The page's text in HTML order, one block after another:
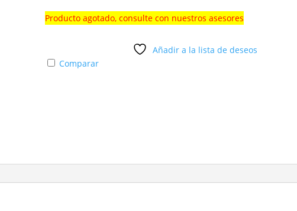
Producto agotado, consulte con nuestros asesores
Añadir a la lista de deseos
Comparar